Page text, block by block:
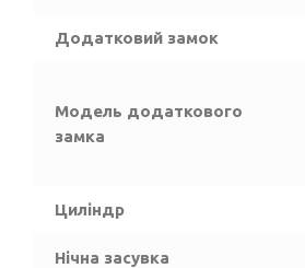
Додатковий замок
Модель додаткового
замка
Циліндр
Нічна засувка